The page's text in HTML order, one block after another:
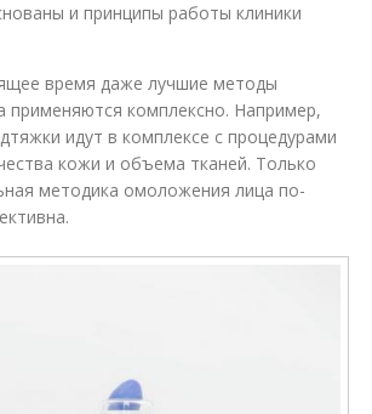
и принципы работы клиники
время даже лучшие методы
применяются комплексно. Например,
идут в комплексе с процедурами
кожи и объема тканей. Только
методика омоложения лица по-